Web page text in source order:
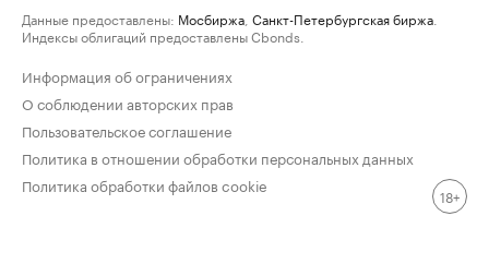
Данные предоставлены: Мосбиржа Санкт-Петербургская биржа
Индексы облигаций предоставлены Cbonds.
Информация об ограничениях
О соблюдении авторских прав
Пользовательское соглашение
Политика в отношении обработки персональных данных
Политика обработки файлов cookie
18+